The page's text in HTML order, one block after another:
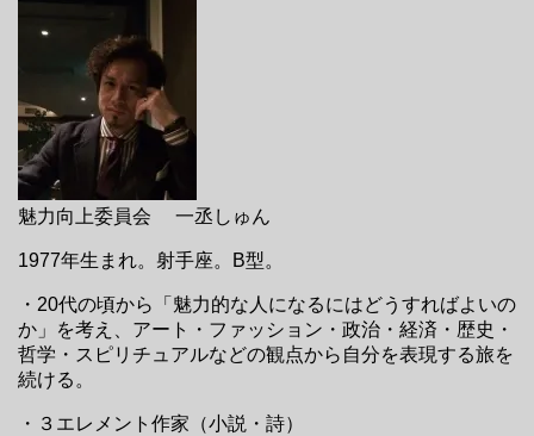
魅力向上委員会 一丞しゅん
1977年生まれ。射手座。B型。
・20代の頃から「魅力的な人になるにはどうすればよいの
か」を考え、アート・ファッション・政治・経済・歴史・
哲学・スピリチュアルなどの観点から自分を表現する旅を
続ける。
・３エレメント作家（小説・詩）